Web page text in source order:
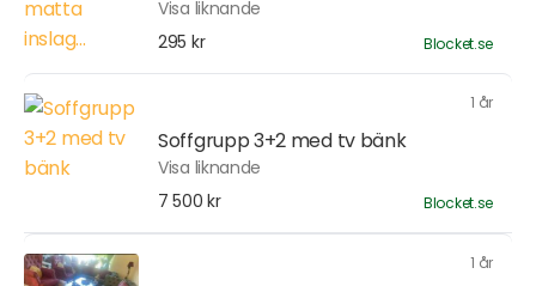
Visa liknande
295 kr
Blocket.se
1 år
Soffgrupp 3+2 med tv bänk
Visa liknande
7 500 kr
Blocket.se
1 år